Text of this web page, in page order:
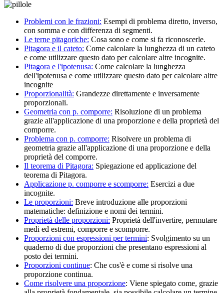
Problemi con le frazioni: Esempi di problema diretto, inverso,
con somma e con differenza di segmenti.
Le terne pitagoriche: Cosa sono e come si fa riconoscerle.
Pitagora e il cateto: Come calcolare la lunghezza di un cateto
e come utilizzare questo dato per calcolare altre incognite.
Pitagora e l'ipotenusa: Come calcolare la lunghezza
dell'ipotenusa e come utilizzare questo dato per calcolare altre
incognite
Proporzionalità: Grandezze direttamente e inversamente
proporzionali.
Geometria con p. comporre: Risoluzione di un problema
grazie all'applicazione di una proporzione e della proprietà del
comporre.
Problema con p. comporre: Risolvere un problema di
geometria grazie all'applicazione di una proporzione e della
proprietà del comporre.
Il teorema di Pitagora: Spiegazione ed applicazione del
teorema di Pitagora.
Applicazione p. comporre e scomporre: Esercizi a due
incognite.
Le proporzioni: Breve introduzione alle proporzioni
matematiche: definizione e nomi dei termini.
Proprietà delle proporzioni: Proprietà dell'invertire, permutare
medi ed estremi, comporre e scomporre.
Proporzioni con espressioni per termini: Svolgimento su un
quaderno di due proporzioni che presentano espressioni al
posto dei termini.
Proporzioni continue: Che cos'è e come si risolve una
proporzione continua.
Come risolvere una proporzione: Viene spiegato come, grazie